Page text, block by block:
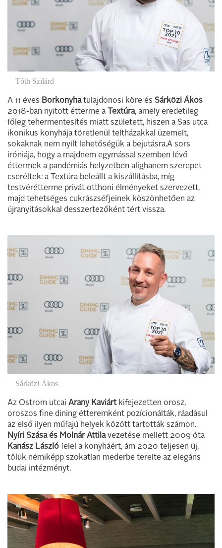
Tóth Szilárd
A 11 éves Borkonyhatulajdonosi köre és Sárközi Ákos
2018-ban nyitott étterme a
Textúra, amely eredetileg
főleg tehermentesítés miatt született, hiszen a Sas utca
ikonikus konyhája töretlenül teltházakkal üzemelt,
sokaknak nem nyílt lehetőségük a bejutásra.A sors
iróniája, hogy a majdnem egymással szemben lévő
éttermek a pandémiás helyzetben alighanem szerepet
cseréltek: a Textúra beleállt a kiszállításba, míg
testvérétterme privát otthoni élményeket szervezett,
majd tehetséges cukrászséfjeinek köszönhetően az
újranyitásokkal desszertezőként tért vissza.
Sárközi Ákos
Az Ostrom utcai Arany Kaviártkifejezetten orosz,
oroszos fine dining étteremként pozícionálták, ráadásul
az első ilyen műfajú helyek között tartották számon.
Nyíri Szása és Molnár Attilavezetése mellett 2009 óta
Kanász László felel a konyháért, ám 2020 teljesen új,
tőlük némiképp szokatlan mederbe terelte az elegáns
budai intézményt.